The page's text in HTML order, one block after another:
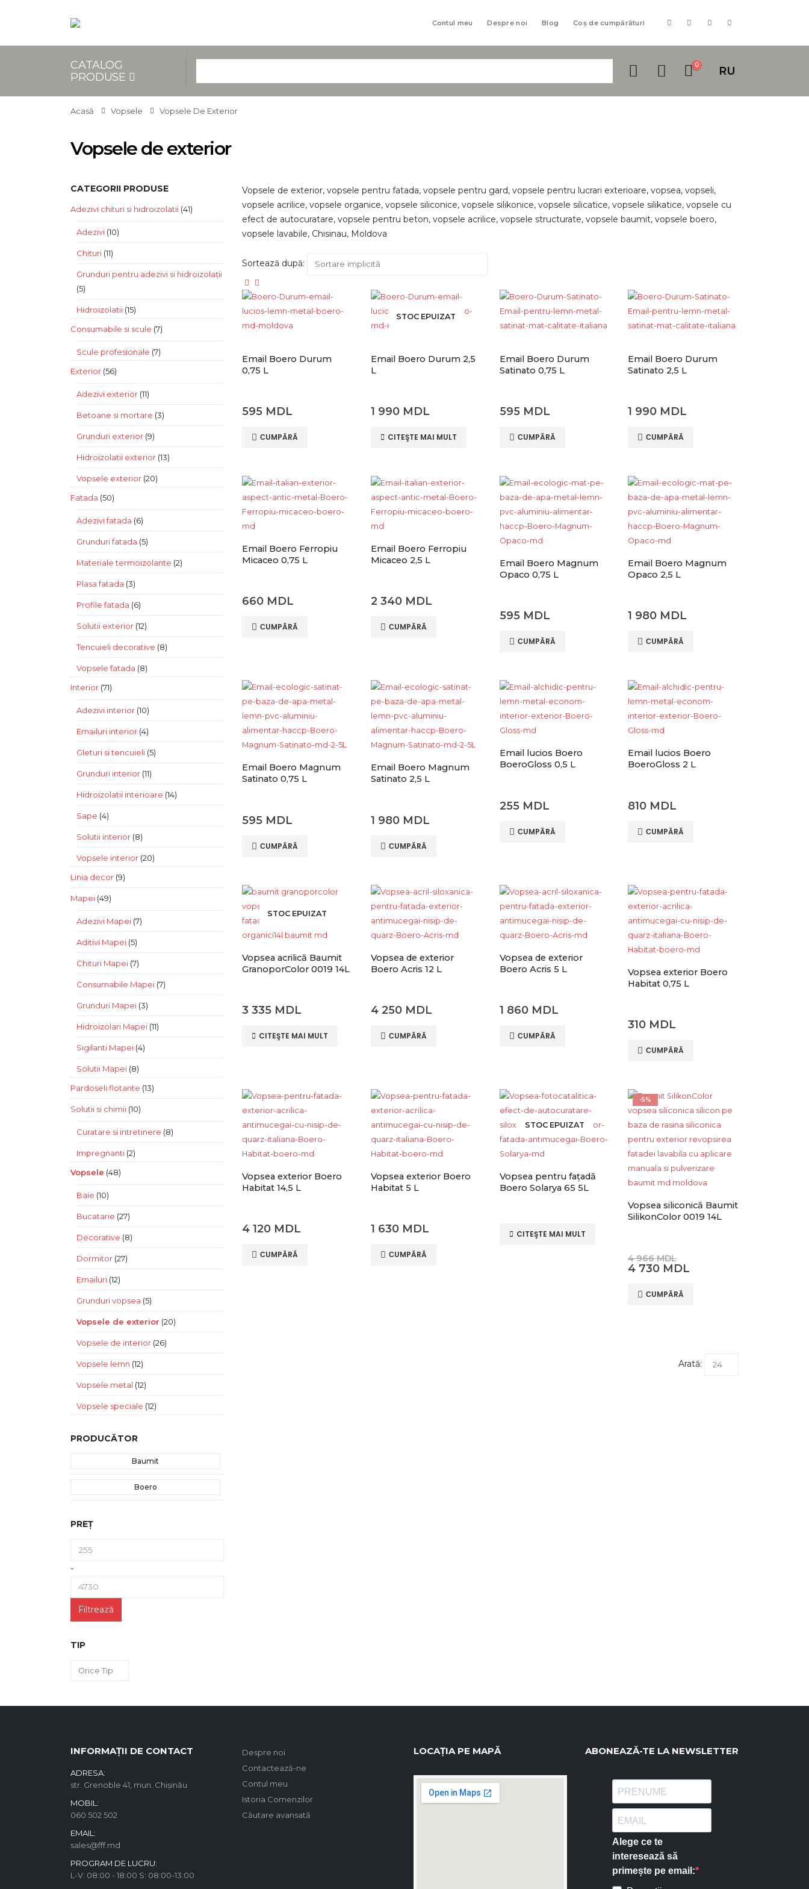
Contul meu Despre noi Blog Coș de cumpărături
CATALOG
PRODUSE
0 RU
Acasă Vopsele Vopsele De Exterior
Vopsele de exterior
Vopsele de exterior, vopsele pentru fatada, vopsele pentru gard, vopsele pentru lucrari exterioare, vopsea, vopseli,
vopsele acrilice, vopsele organice, vopsele siliconice, vopsele silikonice, vopsele silicatice, vopsele silikatice, vopsele cu
efect de autocuratare, vopsele pentru beton, vopsele acrilice, vopsele structurate, vopsele baumit, vopsele boero,
vopsele lavabile, Chisinau, Moldova
Sortează după:
Email Boero Durum
0,75 L
595 MDL
СUMPĂRĂ
STOC EPUIZAT
Email Boero Durum 2,5
L
1 990 MDL
CITEŞTE MAI MULT
Email Boero Durum
Satinato 0,75 L
595 MDL
СUMPĂRĂ
Email Boero Durum
Satinato 2,5 L
1 990 MDL
СUMPĂRĂ
Email Boero Ferropiu
Micaceo 0,75 L
660 MDL
СUMPĂRĂ
Email Boero Ferropiu
Micaceo 2,5 L
2 340 MDL
СUMPĂRĂ
Email Boero Magnum
Opaco 0,75 L
595 MDL
СUMPĂRĂ
Email Boero Magnum
Opaco 2,5 L
1 980 MDL
СUMPĂRĂ
Email Boero Magnum
Satinato 0,75 L
595 MDL
СUMPĂRĂ
Email Boero Magnum
Satinato 2,5 L
1 980 MDL
СUMPĂRĂ
Email lucios Boero
BoeroGloss 0,5 L
255 MDL
СUMPĂRĂ
Email lucios Boero
BoeroGloss 2 L
810 MDL
СUMPĂRĂ
STOC EPUIZAT
Vopsea acrilică Baumit
GranoporColor 0019 14L
3 335 MDL
CITEŞTE MAI MULT
Vopsea de exterior
Boero Acris 12 L
4 250 MDL
СUMPĂRĂ
Vopsea de exterior
Boero Acris 5 L
1 860 MDL
СUMPĂRĂ
Vopsea exterior Boero
Habitat 0,75 L
310 MDL
СUMPĂRĂ
Vopsea exterior Boero
Habitat 14,5 L
4 120 MDL
СUMPĂRĂ
Vopsea exterior Boero
Habitat 5 L
1 630 MDL
СUMPĂRĂ
STOC EPUIZAT
Vopsea pentru fațadă
Boero Solarya 65 5L
CITEŞTE MAI MULT
-5%
Vopsea siliconică Baumit
SilikonColor 0019 14L
4 966MDL
inițial
fost:
4
4 730 MDL
СUMPĂRĂ
Arată:
CATEGORII PRODUSE
Adezivi chituri si hidroizolatii (41)
Adezivi (10)
Chituri (11)
Grunduri pentru adezivi si hidroizolații
(5)
Hidroizolatii (15)
Consumabile si scule (7)
Scule profesionale (7)
Exterior (56)
Adezivi exterior (11)
Betoane si mortare (3)
Grunduri exterior (9)
Hidroizolatii exterior (13)
Vopsele exterior (20)
Fatada (50)
Adezivi fatada (6)
Grunduri fatada (5)
Materiale termoizolante (2)
Plasa fatada (3)
Profile fatada (6)
Solutii exterior (12)
Tencuieli decorative (8)
Vopsele fatada (8)
Interior (71)
Adezivi interior (10)
Emailuri interior (4)
Gleturi si tencuieli (5)
Grunduri interior (11)
Hidroizolatii interioare (14)
Sape (4)
Solutii interior (8)
Vopsele interior (20)
Linia decor (9)
Mapei (49)
Adezivi Mapei (7)
Aditivi Mapei (5)
Chituri Mapei (7)
Consumabile Mapei (7)
Grunduri Mapei (3)
Hidroizolari Mapei (11)
Sigilanti Mapei (4)
Solutii Mapei (8)
Pardoseli flotante (13)
Solutii si chimii (10)
Curatare si intretinere (8)
Impregnanti (2)
Vopsele (48)
Baie (10)
Bucatarie (27)
Decorative (8)
Dormitor (27)
Emailuri (12)
Grunduri vopsea (5)
Vopsele de exterior (20)
Vopsele de interior (26)
Vopsele lemn (12)
Vopsele metal (12)
Vopsele speciale (12)
PRODUCĂTOR
Baumit
Boero
PREȚ
-
Filtrează
TIP
INFORMAȚII DE CONTACT
ADRESA:
str. Grenoble 41, mun. Chișinău
MOBIL:
060 502 502
EMAIL:
sales@fff.md
PROGRAM DE LUCRU:
L-V: 08:00 - 18:00 S: 08:00-13:00
Despre noi
Contactează-ne
Contul meu
Istoria Comenzilor
Căutare avansată
LOCAȚIA PE MAPĂ ABONEAZĂ-TE LA NEWSLETTER
Alege ce te
interesează să
primește pe email: